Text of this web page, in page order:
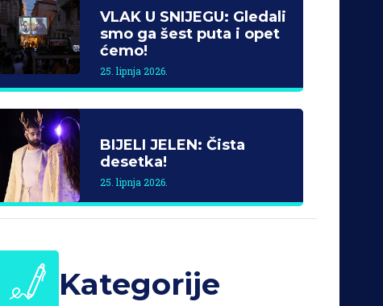
VLAK U SNIJEGU: Gledali
smo ga šest puta i opet
ćemo!
25. lipnja 2026.
BIJELI JELEN: Čista
desetka!
25. lipnja 2026.
Kategorije